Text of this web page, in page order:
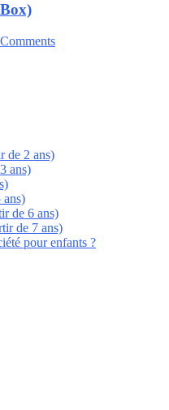
de 2 ans)
ans)
ans)
de 6 ans)
de 7 ans)
pour enfants ?